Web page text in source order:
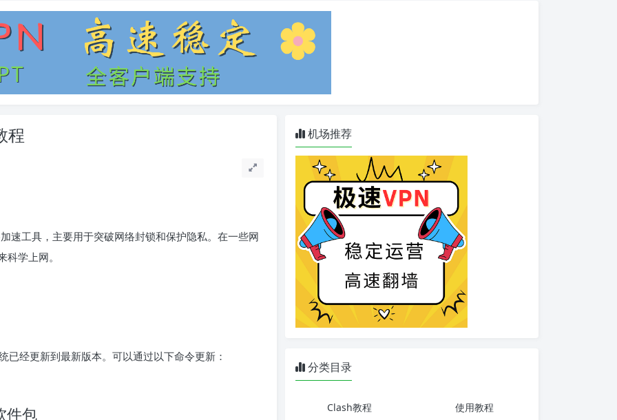
程
速工具，主要用于突破网络封锁和保护隐私。在一些网
学上网。
经更新到最新版本。可以通过以下命令更新：
件包
机场推荐
分类目录
Clash教程 使用教程